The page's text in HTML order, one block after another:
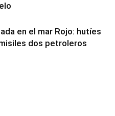
en el mar Rojo: hutíes
dos petroleros